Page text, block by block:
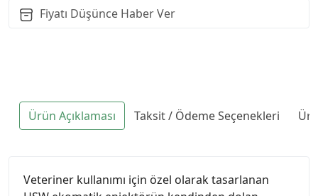
Fiyatı Düşünce Haber Ver
Ürün Açıklaması Taksit / Ödeme Seçenekleri
Veteriner kullanımı için özel olarak tasarlanan